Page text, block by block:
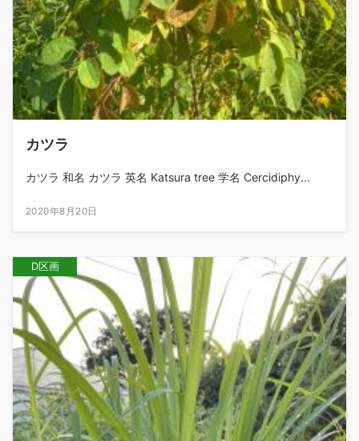
カツラ
カツラ 和名 カツラ 英名 Katsura tree 学名 Cercidiphy...
2020年8月20日
D区画